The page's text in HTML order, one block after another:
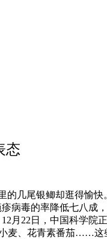
态
几尾银鲫却逛得愉快
病毒的率降低七八成
月22日，中国科学院
麦、花青素番茄……这